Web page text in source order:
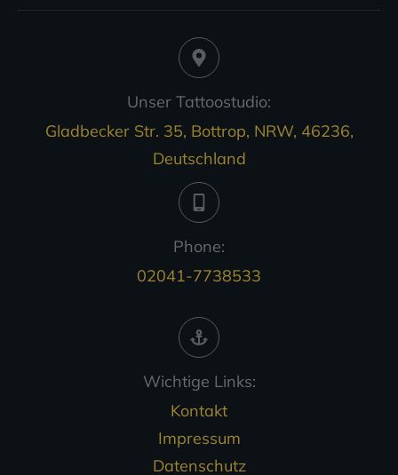
Unser Tattoostudio:
Gladbecker Str. 35, Bottrop, NRW, 46236,
Deutschland
Phone:
02041-7738533
Wichtige Links:
Kontakt
Impressum
Datenschutz